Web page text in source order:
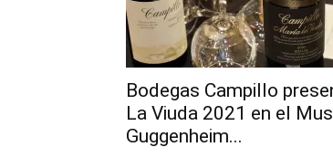
Bodegas Campillo
La Viuda 2021 en el
Guggenheim...